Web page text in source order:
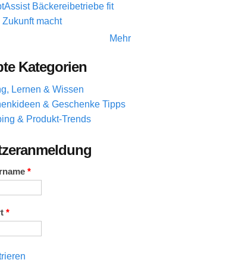
Bäckereibetriebe fit
Zukunft macht
Mehr
Kategorien
Lernen & Wissen
& Geschenke Tipps
& Produkt-Trends
*
*